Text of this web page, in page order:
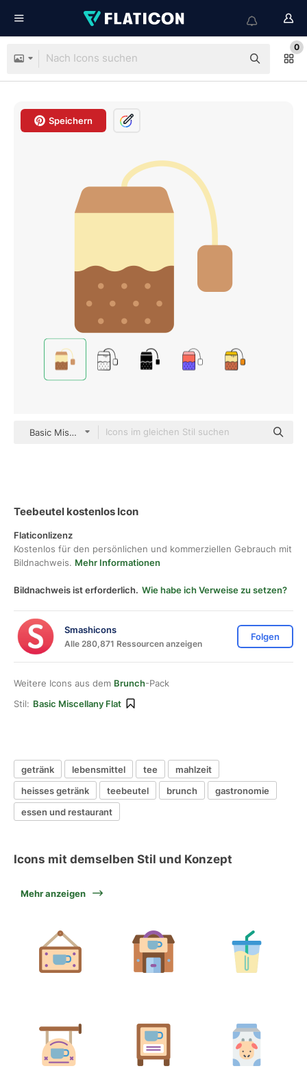
0
Speichern
Basic Miscellany Flat
Teebeutel kostenlos Icon
Flaticonlizenz
Kostenlos für den persönlichen und kommerziellen Gebrauch mit
Bildnachweis. Mehr Informationen
Bildnachweis ist erforderlich. Wie habe ich Verweise zu setzen?
Smashicons
Alle 280,871 Ressourcen anzeigen
Folgen
Weitere Icons aus dem Brunch-Pack
Stil: Basic Miscellany Flat
getränk lebensmittel tee
mahlzeit
heisses getränk
teebeutel brunch
gastronomie
essen und restaurant
Icons mit demselben Stil und Konzept
Mehr anzeigen